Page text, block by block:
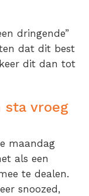
dringende”
dat dit best
dit dan tot
sta vroeg
maandag
als een
te dealen.
snoozed,